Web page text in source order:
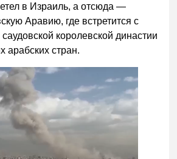
в Израиль, а отсюда —
Аравию, где встретится с
королевской династии
арабских стран.